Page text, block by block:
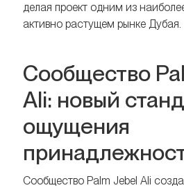
делая проект одним из
активно растущем рынке Дубая.
Сообщество
Ali: новый
ощущения
Сообщество Palm Jebel Ali